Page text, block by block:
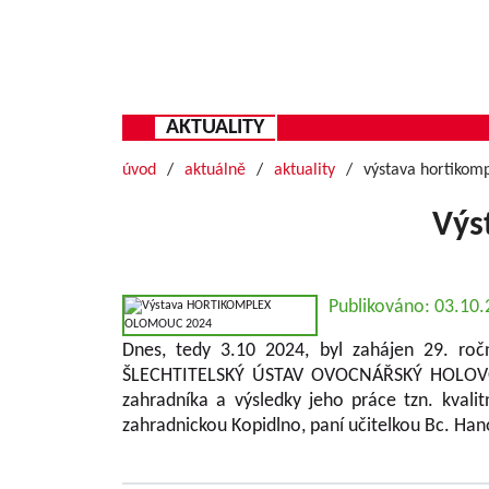
AKTUALITY
úvod aktuálně aktuality výstava
Publikováno:
Dnes, tedy 3.10 2024, byl zahájen 29.
ŠLECHTITELSKÝ ÚSTAV OVOCNÁŘSKÝ
zahradníka a výsledky jeho práce tzn.
zahradnickou Kopidlno, paní učitelkou Bc.